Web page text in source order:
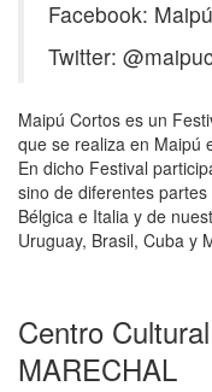
Facebook:
Twitter:
Maipú Cortos es un
que se realiza en Maipú
En dicho Festival
sino de diferentes
Bélgica e Italia y de
Uruguay, Brasil, Cuba y
Centro
MARECHAL